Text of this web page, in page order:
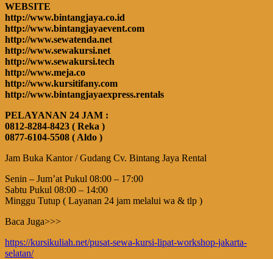
WEBSITE
http://www.bintangjaya.co.id
http://www.bintangjayaevent.com
http://www.sewatenda.net
http://www.sewakursi.net
http://www.sewakursi.tech
http://www.meja.co
http://www.kursitifany.com
http://www.bintangjayaexpress.rentals
PELAYANAN 24 JAM :
0812-8284-8423 ( Reka )
0877-6104-5508 ( Aldo )
Jam Buka Kantor / Gudang Cv. Bintang Jaya Rental
Senin – Jum’at Pukul 08:00 – 17:00
Sabtu Pukul 08:00 – 14:00
Minggu Tutup ( Layanan 24 jam melalui wa & tlp )
Baca Juga>>>
https://kursikuliah.net/pusat-sewa-kursi-lipat-workshop-jakarta-
selatan/